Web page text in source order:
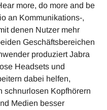
more, do more and be
an Kommunikations-,
denen Nutzer mehr
Geschäftsbereichen
produziert Jabra
Headsets und
dabei helfen,
schnurlosen Kopfhörern
Medien besser